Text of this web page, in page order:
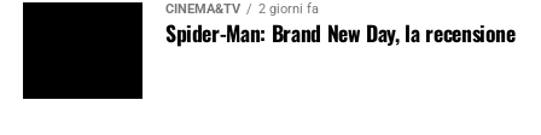
CINEMA&TV 2 giorni fa
Spider-Man: Brand New Day, la recensione